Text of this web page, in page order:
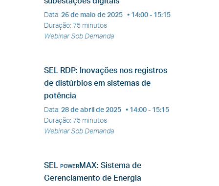
Data: 26 de maio de 2025
• 14:00 - 15:15
Duração: 75 minutos
Webinar Sob Demanda
SEL RDP: Inovações nos registros
de distúrbios em sistemas de
potência
Data: 28 de abril de 2025
• 14:00 - 15:15
Duração: 75 minutos
Webinar Sob Demanda
SEL powerMAX: Sistema de
Gerenciamento de Energia